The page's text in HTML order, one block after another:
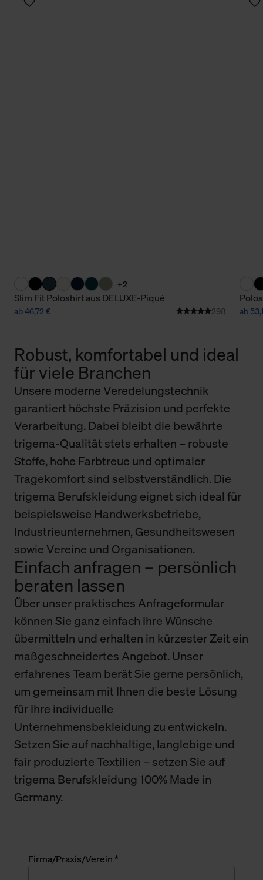
+2
Slim Fit Poloshirt aus DELUXE-Piqué
ab 46,72 € 298 ab
Robust, komfortabel und ideal
für viele Branchen
Unsere moderne Veredelungstechnik
garantiert höchste Präzision und perfekte
Verarbeitung. Dabei bleibt die bewährte
trigema-Qualität stets erhalten – robuste
Stoffe, hohe Farbtreue und optimaler
Tragekomfort sind selbstverständlich. Die
trigema Berufskleidung eignet sich ideal für
beispielsweise Handwerksbetriebe,
Industrieunternehmen, Gesundheitswesen
sowie Vereine und Organisationen.
Einfach anfragen – persönlich
beraten lassen
Über unser praktisches Anfrageformular
können Sie ganz einfach Ihre Wünsche
übermitteln und erhalten in kürzester Zeit ein
maßgeschneidertes Angebot. Unser
erfahrenes Team berät Sie gerne persönlich,
um gemeinsam mit Ihnen die beste Lösung
für Ihre individuelle
Unternehmensbekleidung zu entwickeln.
Setzen Sie auf nachhaltige, langlebige und
fair produzierte Textilien – setzen Sie auf
trigema Berufskleidung 100% Made in
Germany.
Firma/Praxis/Verein *